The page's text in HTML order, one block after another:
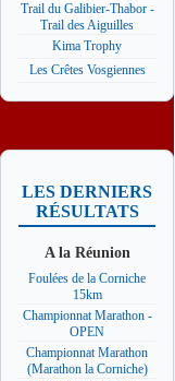
Trail du Galibier-Thabor -
Trail des Aiguilles
Kima Trophy
Les Crêtes Vosgiennes
LES DERNIERS
RÉSULTATS
A la Réunion
Foulées de la Corniche
15km
Championnat Marathon -
OPEN
Championnat Marathon
(Marathon la Corniche)